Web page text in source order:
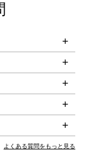
よくある質問をもっと見る